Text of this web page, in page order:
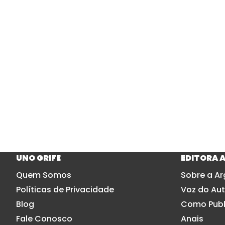
UNO GRIFE
Quem Somos
Políticas de Privacidade
Blog
Fale Conosco
EDITORA
Sobre a
Voz do
Como
Anais